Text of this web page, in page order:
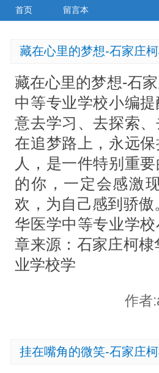
首页 留言本
藏在心里的梦想-石家庄
藏在心里的梦想-石
中等专业学校小编
意去学习、去探索
在追梦路上，永远
人，是一件特别重
的你，一定会感激
欢，为自己感到骄
华医学中等专业学
章来源：石家庄柯
业学校学
作者
挂在嘴角的微笑-石家庄